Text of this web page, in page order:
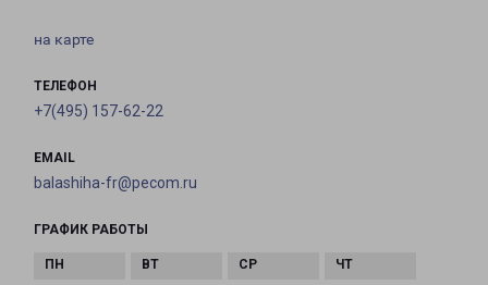
на карте
ТЕЛЕФОН
+7(495) 157-62-22
EMAIL
balashiha-fr@pecom.ru
ГРАФИК РАБОТЫ